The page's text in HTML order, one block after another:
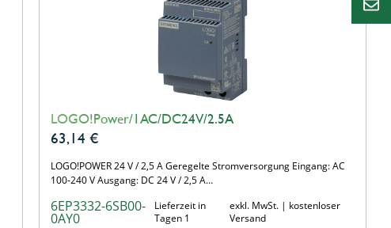
LOGO!Power/1AC/DC24V/2.5A
63,14 €
LOGO!POWER 24 V / 2,5 A Geregelte Stromversorgung Eingang: AC
100-240 V Ausgang: DC 24 V / 2,5 A…
6EP3332-6SB00-
0AY0
Lieferzeit in
Tagen 1
exkl. MwSt. | kostenloser
Versand